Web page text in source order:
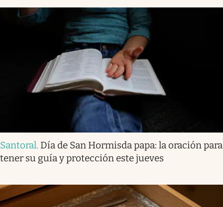
Santoral. Día de San Hormisda papa: la oración para
tener su guía y protección este jueves